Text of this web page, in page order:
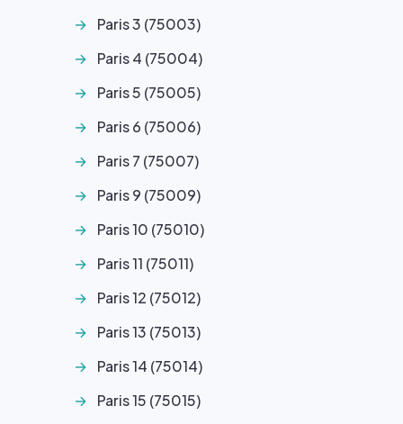
Paris 3 (75003)
Paris 4 (75004)
Paris 5 (75005)
Paris 6 (75006)
Paris 7 (75007)
Paris 9 (75009)
Paris 10 (75010)
Paris 11 (75011)
Paris 12 (75012)
Paris 13 (75013)
Paris 14 (75014)
Paris 15 (75015)